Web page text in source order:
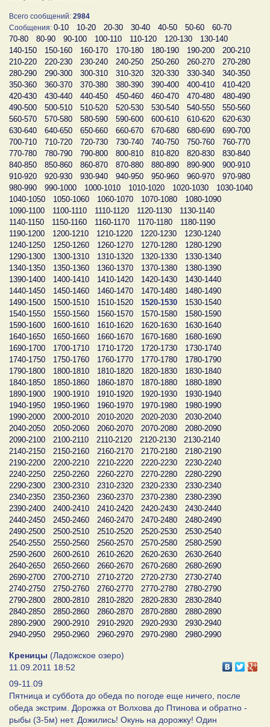
Всего сообщений: 2984
Сообщения: 0-10 10-20 20-30 30-40 40-50 50-60
60-70
70-80
80-90 90-100 100-110 110-120 120-130
130-140
140-150
150-160 160-170 170-180 180-190 190-200
200-210
210-220
220-230 230-240 240-250 250-260 260-270
270-280
280-290
290-300 300-310 310-320 320-330 330-340
340-350
350-360
360-370 370-380 380-390 390-400 400-410
410-420
420-430
430-440 440-450 450-460 460-470 470-480
480-490
490-500
500-510 510-520 520-530 530-540 540-550
550-560
560-570
570-580 580-590 590-600 600-610 610-620
620-630
630-640
640-650 650-660 660-670 670-680 680-690
690-700
700-710
710-720 720-730 730-740 740-750 750-760
760-770
770-780
780-790 790-800 800-810 810-820 820-830
830-840
840-850
850-860 860-870 870-880 880-890 890-900
900-910
910-920
920-930 930-940 940-950 950-960 960-970
970-980
980-990
990-1000 1000-1010 1010-1020 1020-1030
1030-1040
1040-1050
1050-1060 1060-1070 1070-1080
1080-1090
1090-1100
1100-1110 1110-1120 1120-1130
1130-1140
1140-1150
1150-1160 1160-1170 1170-1180
1180-1190
1190-1200
1200-1210 1210-1220 1220-1230
1230-1240
1240-1250
1250-1260 1260-1270 1270-1280
1280-1290
1290-1300
1300-1310 1310-1320 1320-1330
1330-1340
1340-1350
1350-1360 1360-1370 1370-1380
1380-1390
1390-1400
1400-1410 1410-1420 1420-1430
1430-1440
1440-1450
1450-1460 1460-1470 1470-1480
1480-1490
1490-1500
1500-1510 1510-1520 1520-1530
1530-1540
1540-1550
1550-1560 1560-1570 1570-1580
1580-1590
1590-1600
1600-1610 1610-1620 1620-1630
1630-1640
1640-1650
1650-1660 1660-1670 1670-1680
1680-1690
1690-1700
1700-1710 1710-1720 1720-1730
1730-1740
1740-1750
1750-1760 1760-1770 1770-1780
1780-1790
1790-1800
1800-1810 1810-1820 1820-1830
1830-1840
1840-1850
1850-1860 1860-1870 1870-1880
1880-1890
1890-1900
1900-1910 1910-1920 1920-1930
1930-1940
1940-1950
1950-1960 1960-1970 1970-1980
1980-1990
1990-2000
2000-2010 2010-2020 2020-2030
2030-2040
2040-2050
2050-2060 2060-2070 2070-2080
2080-2090
2090-2100
2100-2110 2110-2120 2120-2130
2130-2140
2140-2150
2150-2160 2160-2170 2170-2180
2180-2190
2190-2200
2200-2210 2210-2220 2220-2230
2230-2240
2240-2250
2250-2260 2260-2270 2270-2280
2280-2290
2290-2300
2300-2310 2310-2320 2320-2330
2330-2340
2340-2350
2350-2360 2360-2370 2370-2380
2380-2390
2390-2400
2400-2410 2410-2420 2420-2430
2430-2440
2440-2450
2450-2460 2460-2470 2470-2480
2480-2490
2490-2500
2500-2510 2510-2520 2520-2530
2530-2540
2540-2550
2550-2560 2560-2570 2570-2580
2580-2590
2590-2600
2600-2610 2610-2620 2620-2630
2630-2640
2640-2650
2650-2660 2660-2670 2670-2680
2680-2690
2690-2700
2700-2710 2710-2720 2720-2730
2730-2740
2740-2750
2750-2760 2760-2770 2770-2780
2780-2790
2790-2800
2800-2810 2810-2820 2820-2830
2830-2840
2840-2850
2850-2860 2860-2870 2870-2880
2880-2890
2890-2900
2900-2910 2910-2920 2920-2930
2930-2940
2940-2950
2950-2960 2960-2970 2970-2980 2980-2990
Креницы (Ладожское озеро)
11.09.2011 18:52
09-11.09
Пятница и суббота до обеда по погоде еще ничего, после
обеда экстрим. Дорожка от Волхова до Птинова и обратно -
рыбы (3-5м) нет. Дожились! Окунь на дорожку! Один